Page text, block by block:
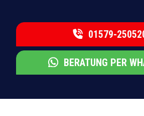
01579-
BERATUNG PER